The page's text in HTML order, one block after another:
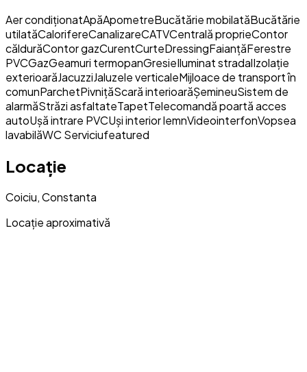
Aer condiționatApăApometreBucătărie mobilatăBucătărie
utilatăCalorifereCanalizareCATVCentrală proprieContor
căldurăContor gazCurentCurteDressingFaianțăFerestre
PVCGazGeamuri termopanGresieIluminat stradalIzolație
exterioarăJacuzziJaluzele verticaleMijloace de transport în
comunParchetPivnițăScară interioarăȘemineuSistem de
alarmăStrăzi asfaltateTapetTelecomandă poartă acces
autoUșă intrare PVCUși interior lemnVideointerfonVopsea
lavabilăWC Serviciufeatured
Locație
Coiciu, Constanta
Locație aproximativă